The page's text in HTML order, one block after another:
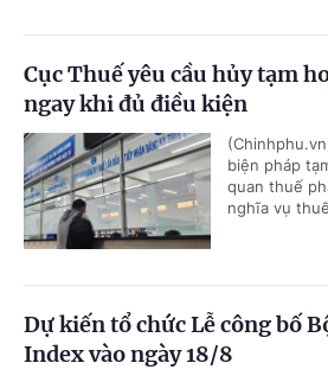
Cục Thuế yêu cầu hủy tạm
ngay khi đủ điều kiện
biện pháp
quan thuế
nghĩa vụ
Dự kiến tổ chức Lễ công bố
Index vào ngày 18/8